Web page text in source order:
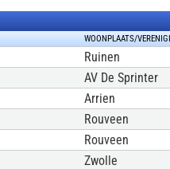
WOONPLAATS/
Ruinen
AV De Sprinter
Arrien
Rouveen
Rouveen
Zwolle